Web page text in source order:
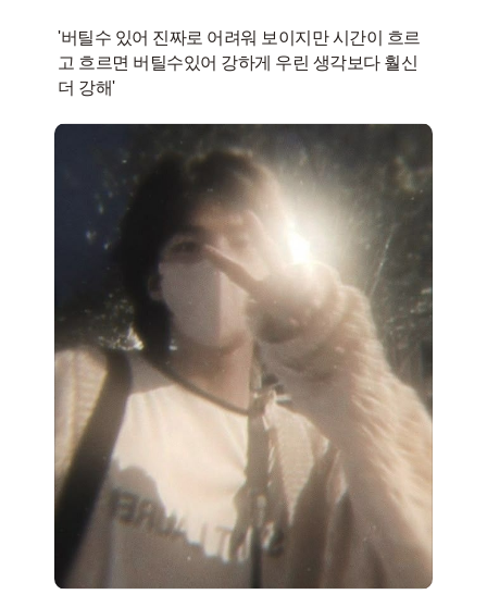
'버틸수 있어 진짜로 어려워 보이지만 시간이 흐르
고 흐르면 버틸수있어 강하게 우린 생각보다 훨신
더 강해'